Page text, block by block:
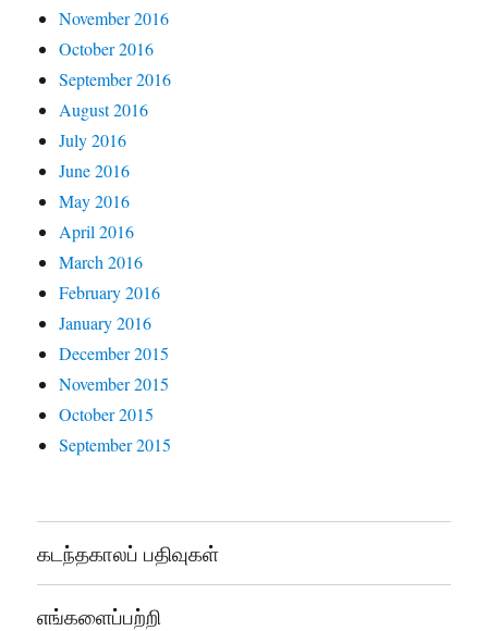
November 2016
October 2016
September 2016
August 2016
July 2016
June 2016
May 2016
April 2016
March 2016
February 2016
January 2016
December 2015
November 2015
October 2015
September 2015
கடந்தகாலப் பதிவுகள்
எங்களைப்பற்றி